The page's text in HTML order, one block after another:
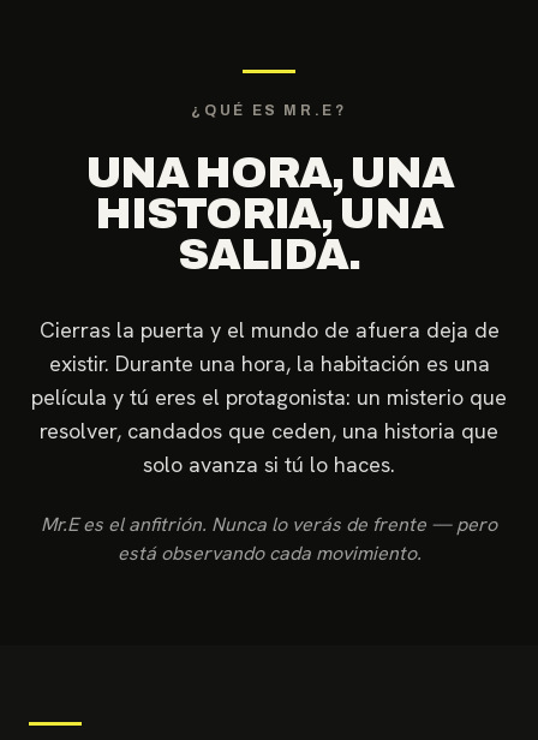
¿QUÉ ES MR.E?
UNA HORA, UNA
HISTORIA, UNA
SALIDA.
Cierras la puerta y el mundo de afuera deja de
existir. Durante una hora, la habitación es una
película y tú eres el protagonista: un misterio que
resolver, candados que ceden, una historia que
solo avanza si tú lo haces.
Mr.E es el anfitrión. Nunca lo verás de frente — pero
está observando cada movimiento.